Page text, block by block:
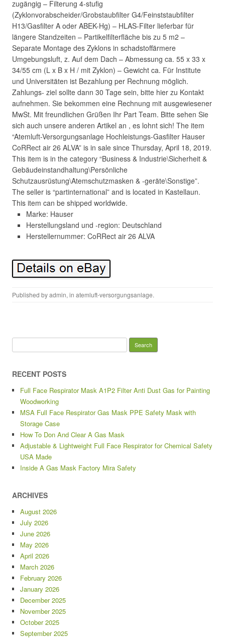
zugängig – Filterung 4-stufig
(Zyklonvorabscheider/Grobstaubfilter G4/Feinststaubfilter
H13/Gasfilter A oder ABEK-Hg) – HLAS-Filter lieferbar für
längere Standzeiten – Partikelfilterfläche bis zu 5 m2 –
Separate Montage des Zyklons in schadstoffärmere
Umgebungsluft, z. Auf dem Dach – Abmessung ca. 55 x 33 x
34/55 cm (L x B x H / mit Zyklon) – Gewicht ca. Für Institute
und Universitäten ist Bezahlung per Rechnung möglich.
Zahlungs- ziel sollte dann 30 Tage sein, bitte hier zu Kontakt
aufnehmen. Sie bekommen eine Rechnung mit ausgewiesener
MwSt. Mit freundlichen Grüßen Ihr Part Team. Bitte sehen Sie
sich auch unsere anderen Artikel an , es lohnt sich! The item
“Atemluft-Versorgungsanlage Hochleistungs-Gasfilter Hauser
CoRRect air 26 ALVA” is in sale since Thursday, April 18, 2019.
This item is in the category “Business & Industrie\Sicherheit &
Gebäudeinstandhaltung\Persönliche
Schutzausrüstung\Atemschutzmasken & -geräte\Sonstige”.
The seller is “partinternational” and is located in Kastellaun.
This item can be shipped worldwide.
Marke: Hauser
Herstellungsland und -region: Deutschland
Herstellernummer: CoRRect air 26 ALVA
Published byadmin, in atemluft-versorgungsanlage.
RECENT POSTS
Full Face Respirator Mask A1P2 Filter Anti Dust Gas for Painting
Woodworking
MSA Full Face Respirator Gas Mask PPE Safety Mask with
Storage Case
How To Don And Clear A Gas Mask
Adjustable & Lightweight Full Face Respirator for Chemical Safety
USA Made
Inside A Gas Mask Factory Mira Safety
ARCHIVES
August 2026
July 2026
June 2026
May 2026
April 2026
March 2026
February 2026
January 2026
December 2025
November 2025
October 2025
September 2025